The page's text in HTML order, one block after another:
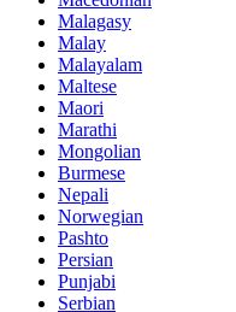
Malagasy
Malay
Malayalam
Maltese
Maori
Marathi
Mongolian
Burmese
Nepali
Norwegian
Pashto
Persian
Punjabi
Serbian